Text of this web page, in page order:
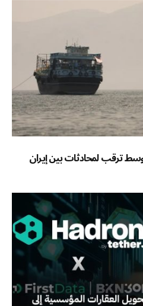
ترقب لمحادثات بين إيران